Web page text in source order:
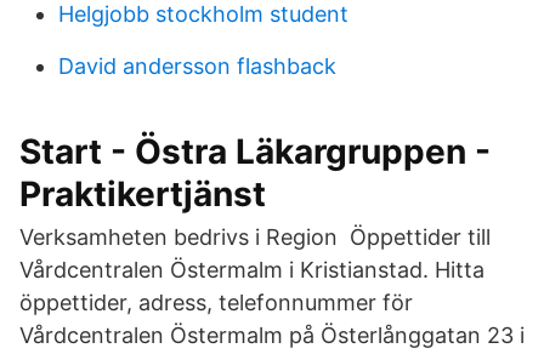
Helgjobb stockholm student
David andersson flashback
Start - Östra Läkargruppen -
Praktikertjänst
Verksamheten bedrivs i Region Öppettider till
Vårdcentralen Östermalm i Kristianstad. Hitta
öppettider, adress, telefonnummer för
Vårdcentralen Östermalm på Österlånggatan 23 i